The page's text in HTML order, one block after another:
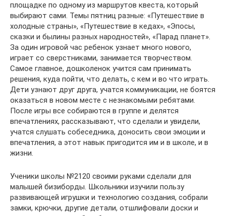
площадке по одному из маршрутов квеста, который
выбирают сами. Темы пятниц разные: «Путешествие в
холодные страны», «Путешествие в кедах», «Эпосы,
сказки и былины разных народностей», «Парад планет».
За один игровой час ребенок узнает много нового,
играет со сверстниками, занимается творчеством.
Самое главное, дошколенок учится сам принимать
решения, куда пойти, что делать, с кем и во что играть.
Дети узнают друг друга, учатся коммуникации, не боятся
оказаться в новом месте с незнакомыми ребятами.
После игры все собираются в группе и делятся
впечатлениях, рассказывают, что сделали и увидели,
учатся слушать собеседника, доносить свои эмоции и
впечатления, а этот навык пригодится им и в школе, и в
жизни.
Ученики школы №2120 своими руками сделали для
малышей бизиборды. Школьники изучили пользу
развивающей игрушки и технологию создания, собрали
замки, крючки, другие детали, отшлифовали доски и